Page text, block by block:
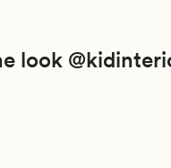
look